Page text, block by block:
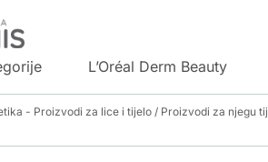
L’Oréal Derm Beauty
- Proizvodi za lice i tijelo / Proizvodi za njegu